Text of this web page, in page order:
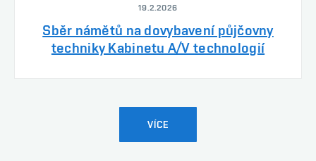
19.2.2026
Sběr námětů na dovybavení půjčovny
techniky Kabinetu A/V technologií
VÍCE